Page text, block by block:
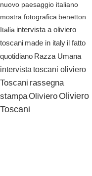
nuovo paesaggio italiano
mostra fotografica benetton
Italia intervista a oliviero
toscani made in italy il fatto
quotidiano Razza Umana
intervista toscani oliviero
Toscani rassegna
stampaOliviero Oliviero
Toscani